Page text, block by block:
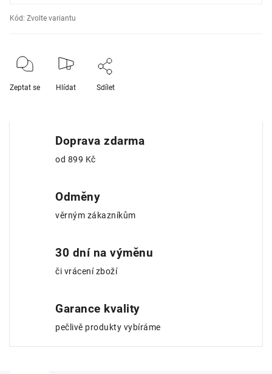
Kód: Zvolte variantu
Zeptat se Hlídat Sdílet
Doprava zdarma
od 899 Kč
Odměny
věrným zákazníkům
30 dní na výměnu
či vrácení zboží
Garance kvality
pečlivě produkty vybíráme